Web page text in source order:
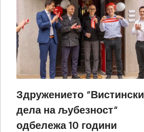
Здружението “Вистински
дела на љубезност“
одбележа 10 години